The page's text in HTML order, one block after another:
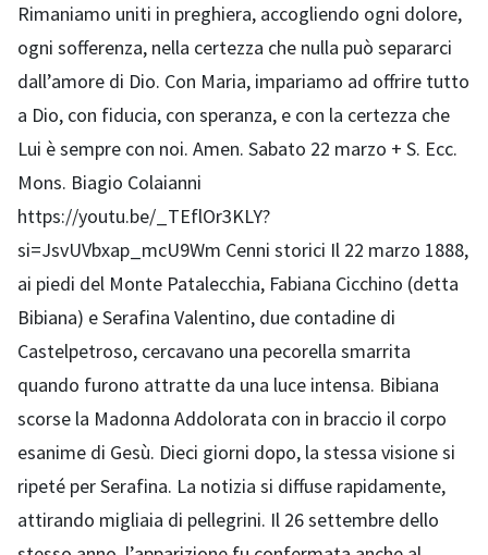
Rimaniamo uniti in preghiera, accogliendo ogni dolore,
ogni sofferenza, nella certezza che nulla può separarci
dall’amore di Dio. Con Maria, impariamo ad offrire tutto
a Dio, con fiducia, con speranza, e con la certezza che
Lui è sempre con noi. Amen. Sabato 22 marzo + S. Ecc.
Mons. Biagio Colaianni
https://youtu.be/_TEflOr3KLY?
si=JsvUVbxap_mcU9Wm Cenni storici Il 22 marzo 1888,
ai piedi del Monte Patalecchia, Fabiana Cicchino (detta
Bibiana) e Serafina Valentino, due contadine di
Castelpetroso, cercavano una pecorella smarrita
quando furono attratte da una luce intensa. Bibiana
scorse la Madonna Addolorata con in braccio il corpo
esanime di Gesù. Dieci giorni dopo, la stessa visione si
ripeté per Serafina. La notizia si diffuse rapidamente,
attirando migliaia di pellegrini. Il 26 settembre dello